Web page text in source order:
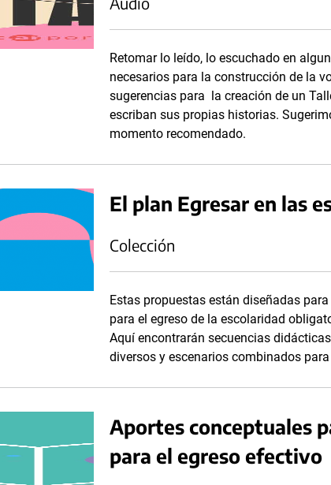
Retomar lo leído, lo escuchado en
necesarios para la construcción de la
sugerencias para la creación de un
escriban sus propias historias.
momento recomendado.
El plan Egresar en las
Colección
Estas propuestas están diseñadas
para el egreso de la escolaridad
Aquí encontrarán secuencias
diversos y escenarios combinados
Aportes conceptuales
para el egreso efectivo